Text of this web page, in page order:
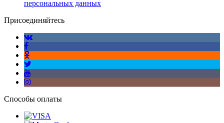
персональных данных
Присоединяйтесь
Способы оплаты